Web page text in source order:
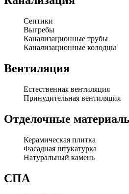
Септики
Выгребы
Канализационные трубы
Канализационные колодцы
Вентиляция
Естественная вентиляция
Принудительная вентиляция
Отделочные
Керамическая плитка
Фасадная штукатурка
Натуральный камень
СПА